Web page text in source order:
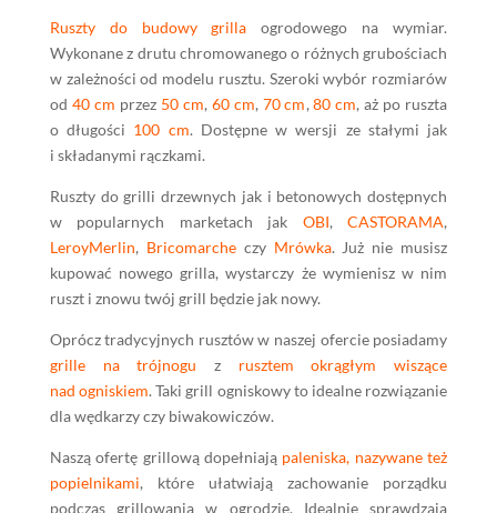
Ruszty do budowy grilla ogrodowego na wymiar.
Wykonane z drutu chromowanego o różnych grubościach
w zależności od modelu rusztu. Szeroki wybór rozmiarów
od 40 cm przez 50 cm, 60 cm, 70 cm,80 cm, aż po ruszta
o długości 100 cm. Dostępne w wersji ze stałymi jak
i składanymi rączkami.
Ruszty do grilli drzewnych jak i betonowych dostępnych
w popularnych marketach jak OBI,CASTORAMA,
LeroyMerlin, Bricomarcheczy Mrówka. Już nie musisz
kupować nowego grilla, wystarczy że wymienisz w nim
ruszt i znowu twój grill będzie jak nowy.
Oprócz tradycyjnych rusztów w naszej ofercie posiadamy
grille na trójnogu z rusztem okrągłym wiszące
nad ogniskiem. Taki grill ogniskowy to idealne rozwiązanie
dla wędkarzy czy biwakowiczów.
Naszą ofertę grillową dopełniają paleniska, nazywane też
popielnikami, które ułatwiają zachowanie porządku
podczas grillowania w ogrodzie. Idealnie sprawdzają